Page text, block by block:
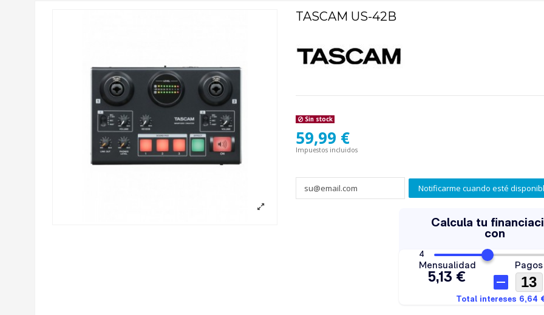
TASCAM US-42B
Sin stock
59,99 €
Impuestos incluidos
Notificarme cuando esté